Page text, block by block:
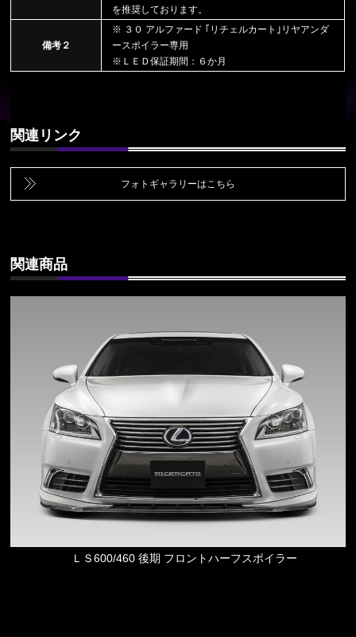
を推奨しております。
備考２
※ ３０ アルファード ｢リチェルカート｣リヤアンダ
ースポイラー専用
※ＬＥＤ保証期間：６か月
関連リンク
フォトギャラリーはこちら
関連商品
ＬＳ600/460 後期 フロントハーフスポイラー